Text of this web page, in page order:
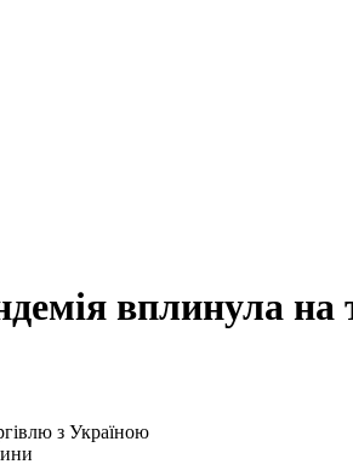
вплинула на